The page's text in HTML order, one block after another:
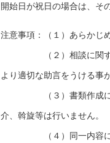
開始日が祝日の場合は、そ
注意事項：（１）あらかじ
（２）相談に関する資
より適切な助言をうける事
（３）書類作成におけ
介、斡旋等は行いません。
（４）同一内容につい